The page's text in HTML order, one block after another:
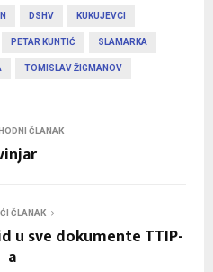
DSHV KUKUJEVCI
PETAR KUNTIĆ SLAMARKA
TOMISLAV ŽIGMANOV
ČLANAK
ČLANAK
u sve dokumente TTIP-
a